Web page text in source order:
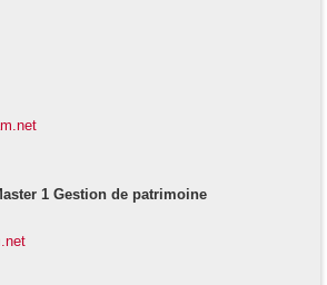
1 Gestion de patrimoine